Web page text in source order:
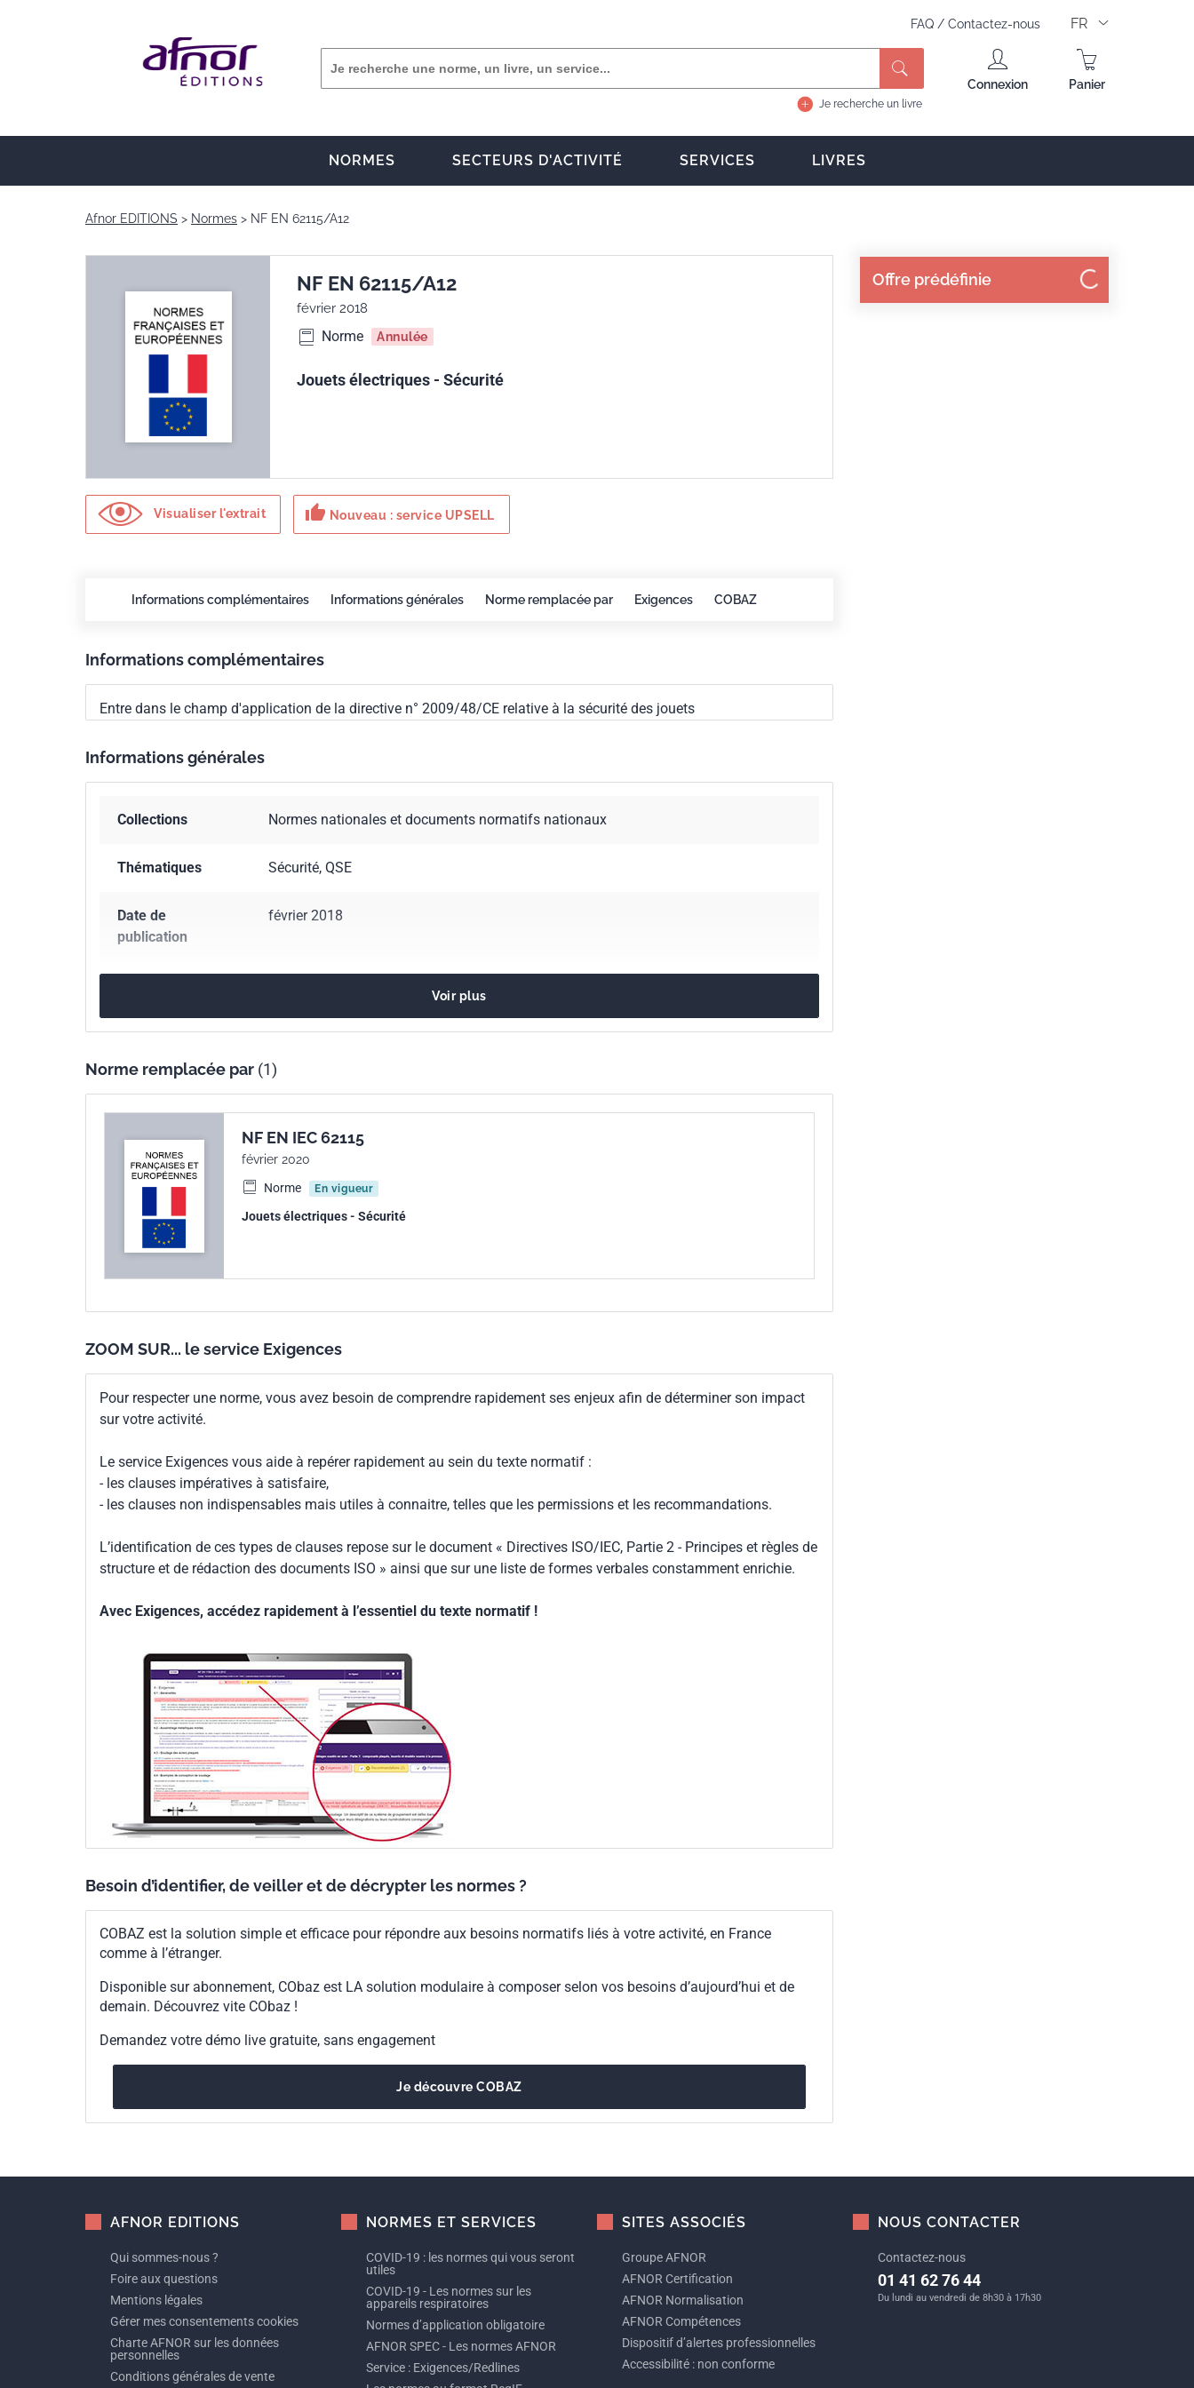
FAQ / Contactez-nous FR
Je recherche un livre
Connexion Panier
NORMES SECTEURS D'ACTIVITÉ SERVICES LIVRES
Afnor EDITIONS Normes NF EN 62115/A12
Offre prédéfinie
NF EN 62115/A12
février 2018
Norme Annulée
Jouets électriques - Sécurité
Visualiser l'extrait thumb_up Nouveau : service UPSELL
Informations complémentaires Informations générales Norme remplacée par Exigences COBAZ
Informations complémentaires
Entre dans le champ d'application de la directive n° 2009/48/CE relative à la sécurité des jouets
Informations générales
Collections Normes nationales et documents normatifs nationaux
Thématiques Sécurité, QSE
Date de
publication
février 2018
Référence NF EN 62115/A12
Codes ICS 13.120
Indice de
classement
Numéro de tirage 1
Voir plus
Norme remplacée par (1)
NF EN IEC 62115
février 2020
Norme
En vigueur
Jouets électriques - Sécurité
ZOOM SUR... le service Exigences
Pour respecter une norme, vous avez besoin de comprendre rapidement ses enjeux afin de déterminer son impact
sur votre activité.
Le service Exigences vous aide à repérer rapidement au sein du texte normatif :
- les clauses impératives à satisfaire,
- les clauses non indispensables mais utiles à connaitre, telles que les permissions et les recommandations.
L’identification de ces types de clauses repose sur le document « Directives ISO/IEC, Partie 2 - Principes et règles de
structure et de rédaction des documents ISO » ainsi que sur une liste de formes verbales constamment enrichie.
Avec Exigences, accédez rapidement à l’essentiel du texte normatif !
Besoin d’identifier, de veiller et de décrypter les normes ?
COBAZ est la solution simple et efficace pour répondre aux besoins normatifs liés à votre activité, en France
comme à l’étranger.
Disponible sur abonnement, CObaz est LA solution modulaire à composer selon vos besoins d’aujourd’hui et de
demain. Découvrez vite CObaz !
Demandez votre démo live gratuite, sans engagement
Je découvre COBAZ
AFNOR EDITIONS
Qui sommes-nous ?
Foire aux questions
Mentions légales
Gérer mes consentements cookies
Charte AFNOR sur les données
personnelles
Conditions générales de vente
NORMES ET SERVICES
COVID-19 : les normes qui vous seront
utiles
COVID-19 - Les normes sur les
appareils respiratoires
Normes d’application obligatoire
AFNOR SPEC - Les normes AFNOR
Service : Exigences/Redlines
SITES ASSOCIÉS
Groupe AFNOR
AFNOR Certification
AFNOR Normalisation
AFNOR Compétences
Dispositif d’alertes professionnelles
Accessibilité : non conforme
NOUS CONTACTER
Contactez-nous
01 41 62 76 44
Du lundi au vendredi de 8h30 à 17h30